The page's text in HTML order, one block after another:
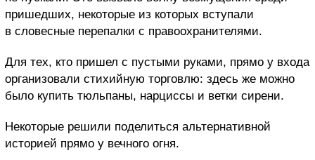
пришедших, некоторые из которых вступали
в словесные перепалки с правоохранителями.
Для тех, кто пришел с пустыми руками, прямо у входа
организовали стихийную торговлю: здесь же можно
было купить тюльпаны, нарциссы и ветки сирени.
Некоторые решили поделиться альтернативной
историей прямо у вечного огня.